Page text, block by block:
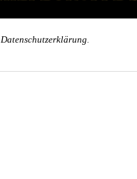
Datenschutzerklärung.